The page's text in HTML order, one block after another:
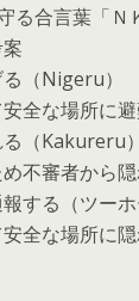
る合言葉「Ｎ
（Nigeru）
全な場所に避
（Kakureru）
不審者から隠
する（ツーホ
全な場所に